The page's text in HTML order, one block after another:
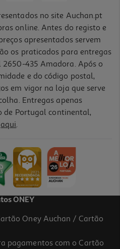
Bola De Fogo
no site Auchan.pt
online. Antes do registo e
apresentados servem
os praticados para entregas
435 Amadora. Após o
e do código postal,
em vigor na loja que serve
Entregas apenas
de Portugal continental,
aqui.
ONEY
Oney Auchan / Cartão
pagamentos com o Cartão